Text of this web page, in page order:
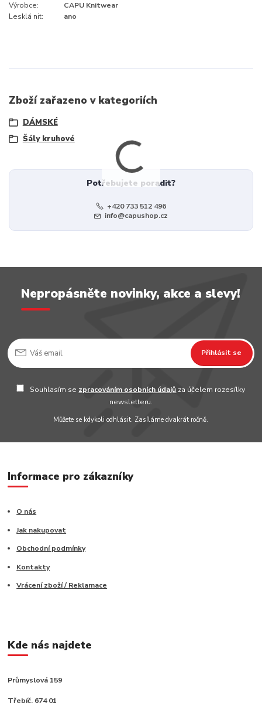
Výrobce:
CAPU Knitwear
Lesklá nit:
ano
Zboží zařazeno v kategoriích
DÁMSKÉ
Šály kruhové
Potřebujete poradit?
+420 733 512 496
info@capushop.cz
Nepropásněte novinky, akce a slevy!
Přihlásit se
Souhlasím se zpracováním osobních údajů za účelem rozesílky
newsletteru.
Můžete se kdykoli odhlásit. Zasíláme dvakrát ročně.
Informace pro zákazníky
O nás
Jak nakupovat
Obchodní podmínky
Kontakty
Vrácení zboží / Reklamace
Kde nás najdete
Průmyslová 159
Třebíč, 674 01